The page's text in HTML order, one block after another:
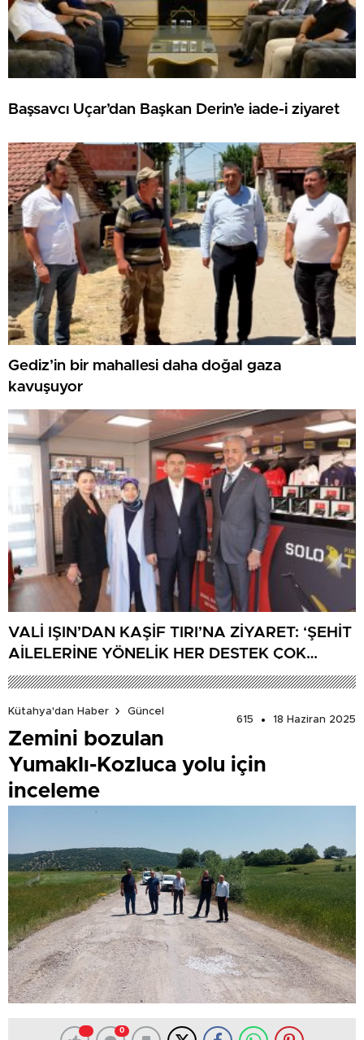
Başsavcı Uçar’dan Başkan Derin’e iade-i ziyaret
Gediz’in bir mahallesi daha doğal gaza
kavuşuyor
VALİ IŞIN’DAN KAŞİF TIRI’NA ZİYARET: ‘ŞEHİT
AİLELERİNE YÖNELİK HER DESTEK ÇOK
DEĞERLİ’
Kütahya'dan Haber
Güncel
615
18 Haziran 2025
Zemini bozulan
Yumaklı-Kozluca yolu için
inceleme
0